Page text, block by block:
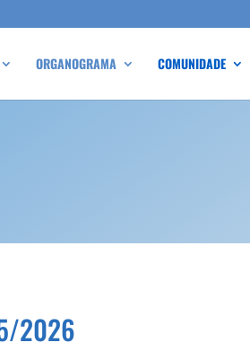
ORGANOGRAMA COMUNIDADE
2026